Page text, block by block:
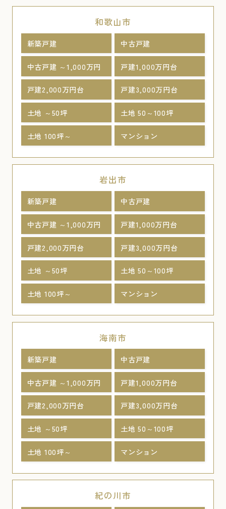
和歌山市
新築戸建 中古戸建
中古戸建 ～1,000万円 戸建1,000万円台
戸建2,000万円台 戸建3,000万円台
土地 ～50坪 土地 50～100坪
土地 100坪～ マンション
岩出市
新築戸建 中古戸建
中古戸建 ～1,000万円 戸建1,000万円台
戸建2,000万円台 戸建3,000万円台
土地 ～50坪 土地 50～100坪
土地 100坪～ マンション
海南市
新築戸建 中古戸建
中古戸建 ～1,000万円 戸建1,000万円台
戸建2,000万円台 戸建3,000万円台
土地 ～50坪 土地 50～100坪
土地 100坪～ マンション
紀の川市